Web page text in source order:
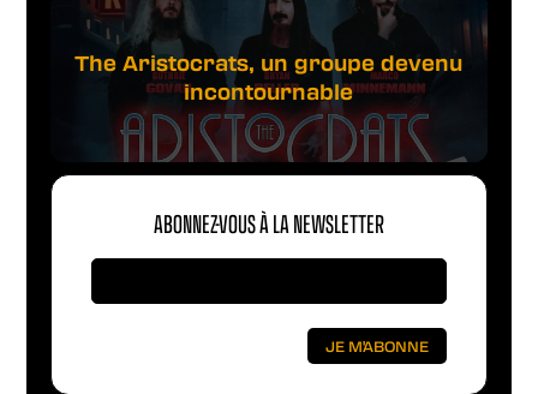
The Aristocrats, un groupe devenu
incontournable
ABONNEZ-VOUS À LA NEWSLETTER